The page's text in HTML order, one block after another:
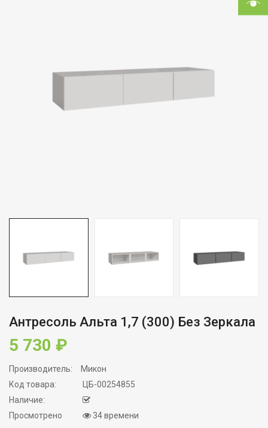
Антресоль Альта 1,7 (300) Без Зеркала
5 730 ₽
Производитель:
Микон
Код товара:
ЦБ-00254855
Наличие:
Просмотрено
34 времени